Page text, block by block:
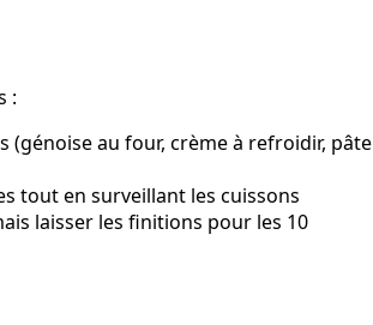
:
(génoise au four, crème à refroidir, pâte
tout en surveillant les cuissons
laisser les finitions pour les 10